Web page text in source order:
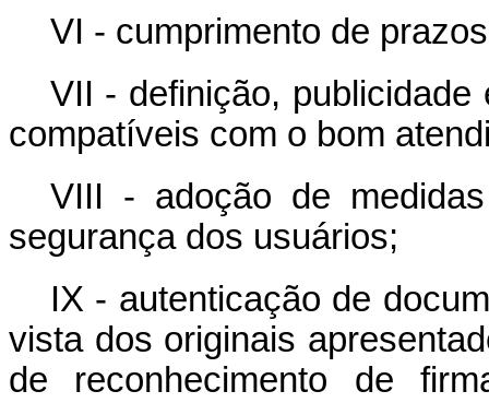
VI - cumprimento de
VII - definição,
compatíveis com o bom
VIII - adoção de
segurança dos usuários;
IX - autenticação de
vista dos originais
de reconhecimento de